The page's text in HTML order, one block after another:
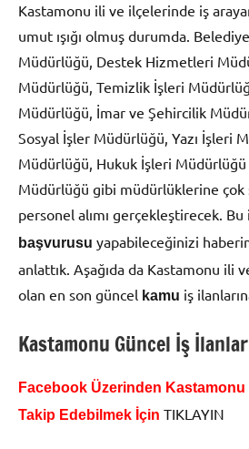
Kastamonu ili ve ilçelerinde iş
umut ışığı olmuş durumda.
Müdürlüğü, Destek Hizmetleri
Müdürlüğü, Temizlik İşleri
Müdürlüğü, İmar ve Şehircilik
Sosyal İşler Müdürlüğü, Yazı İşleri
Müdürlüğü, Hukuk İşleri
Müdürlüğü gibi müdürlüklerine çok
personel alımı gerçekleştirecek. Bu
başvurusu yapabileceğinizi
anlattık. Aşağıda da Kastamonu ili
olan en son güncel kamu iş
Kastamonu Güncel İş
Facebook Üzerinden Kastamonu
Takip Edebilmek İçin TIKLAYIN